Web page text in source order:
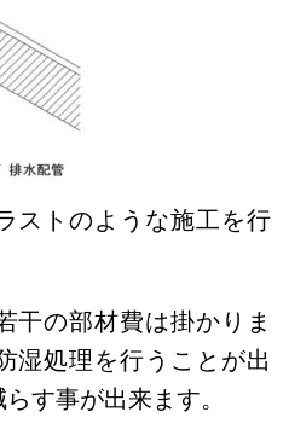
ストのような施工を行
干の部材費は掛かりま
湿処理を行うことが出
す事が出来ます。